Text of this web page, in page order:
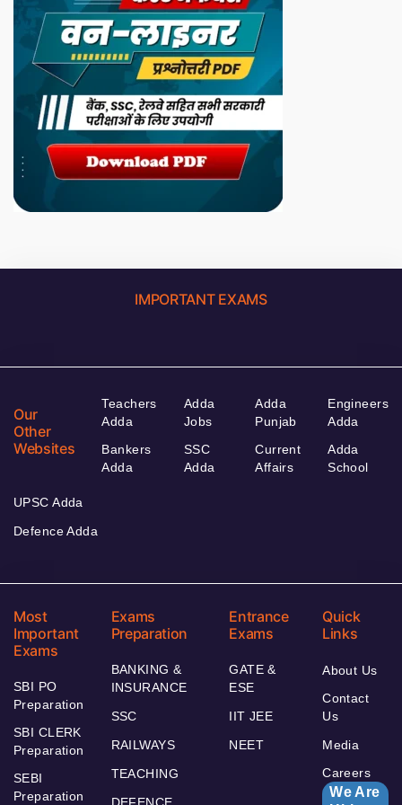
IMPORTANT EXAMS
Our
Other
Websites
Teachers
Adda
Bankers
Adda
Adda
Jobs
SSC
Adda
Adda
Punjab
Current
Affairs
Engineers
Adda
Adda
School
UPSC Adda
Defence Adda
Most
Important
Exams
SBI PO
Preparation
SBI CLERK
Preparation
SEBI
Preparation
Exams
Preparation
BANKING &
INSURANCE
SSC
RAILWAYS
TEACHING
DEFENCE
Entrance
Exams
GATE &
ESE
IIT JEE
NEET
Quick
Links
About Us
Contact
Us
Media
Careers
We Are